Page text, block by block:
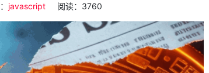
javascript 阅读： 3760